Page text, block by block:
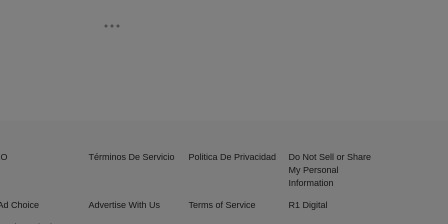
Términos De Servicio Politica De Privacidad
Do Not Sell or Share
My Personal
Information
Choice Advertise With Us Terms of Service R1 Digital